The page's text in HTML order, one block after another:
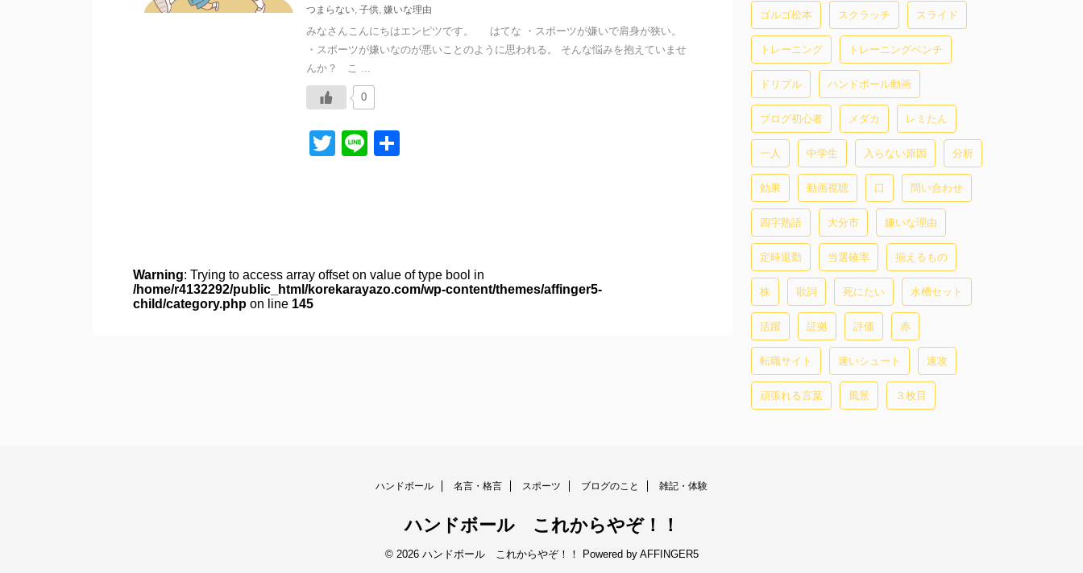
つまらない, 子供, 嫌いな理由
みなさんこんにちはエンピツです。 はてな ・スポーツが嫌いで肩身が狭い。
・スポーツが嫌いなのが悪いことのように思われる。 そんな悩みを抱えていませ
んか？ こ ...
0
T
Li
Warning: Trying to access array offset on value of type bool in
/home/r4132292/public_html/korekarayazo.com/wp-content/themes/affinger5-
child/category.php on line 145
ゴルゴ松本 スクラッチ スライド
トレーニング トレーニングベンチ
ドリブル ハンドボール動画
ブログ初心者 メダカ レミたん
一人 中学生 入らない原因 分析
効果 動画視聴 口 問い合わせ
四字熟語 大分市 嫌いな理由
定時退勤 当選確率 揃えるもの
株 歌詞 死にたい 水槽セット
活躍 証拠 評価 赤
転職サイト 速いシュート 速攻
頑張れる言葉 風景 ３枚目
ハンドボール 名言・格言 スポーツ ブログのこと 雑記・体験
ハンドボール これからやぞ！！
© 2026 ハンドボール これからやぞ！！ Powered by AFFINGER5